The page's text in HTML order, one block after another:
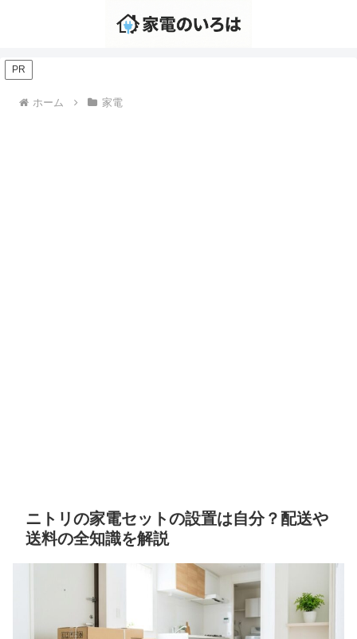
PR
ホーム 家電
ニトリの家電セットの設置は自分？配送や
送料の全知識を解説